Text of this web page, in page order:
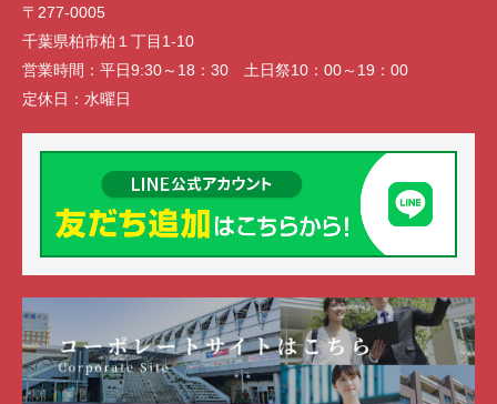
〒277-0005
千葉県柏市柏１丁目1-10
営業時間： 平日9:30～18：30 土日祭10：00～19：00
定休日： 水曜日